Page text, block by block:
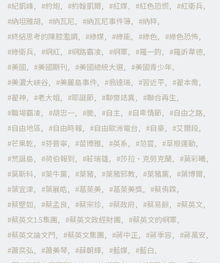
紀凱峰
約炮 約翰凱爾 紅媒 紅色恐慌
紅衛兵
納坦雅胡
納瓦尼 納瓦尼事件簿
納粹
終結思考的陳腔濫調
綠媒 綠能 綠色
綠色恐怖
綠衛兵
網紅 網路霸凌 網軍 羅一鈞
羅訴韋德
美國
美國期刊 美國總統大選
美國青少年
美濃大峽谷
美麗島事件 翁達瑞 習近平
翟本喬
翟神
老大姐 耶誕節 聊齋誌異
聯合再生
職場霸凌
胡忠一 脆 自主 自卑情節
自由之路
自由地區
自由時報 自由歐洲電台 自豪
艾爾段
芒果乾
芬普寧 苗博雅 英系 范雲
草根運動
荒誕島
荷伯報到 莊瑞雄 莎拉·克勞克蘭
莫彩曦
莫斯科
萊牛黨 萊豬 萊豬邪教 萊豬黨
葉博爾
葉宜津
葉展皓 葛萊美 葛萊美獎
蔡侑霖
蔡壁如
蔡孟良 蔡宗珍 蔡政府 蔡易餘
蔡英文
蔡英文1.5集團
蔡英文政經財團
蔡英文的網軍
蔡英文論文門
蔡英文集團 蔣中正 蔣季容
蔣萬安
蕭奕弘
蕭美琴 薛朝輝 藍媒
藍白